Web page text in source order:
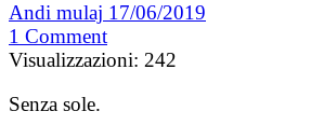
Andi mulaj 17/06/2019
1 Comment
Visualizzazioni: 242
Senza sole.